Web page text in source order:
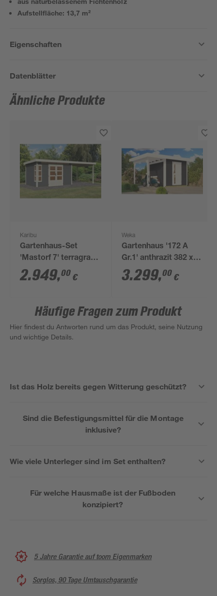
Aufstellfläche: 13,7 m²
Eigenschaften
Datenblätter
Ähnliche Produkte
Karibu
Gartenhaus-Set
'Mastorf 7' terragrau
mit Anbaudach 702 x
222 x 273 cm
2.949,00 €
Weka
Gartenhaus '172 A
Gr.1' anthrazit 382 x x
241 cm
3.299,00 €
Häufige Fragen zum Produkt
Hier findest du Antworten rund um das Produkt, seine Nutzung
und wichtige Details.
Ist das Holz bereits gegen Witterung geschützt?
Sind die Befestigungsmittel für die Montage
inklusive?
Wie viele Unterleger sind im Set enthalten?
Für welche Hausmaße ist der Fußboden
konzipiert?
5 Jahre Garantie auf toom Eigenmarken
Sorglos, 90 Tage Umtauschgarantie